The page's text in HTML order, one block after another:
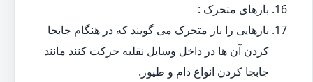
بارهای متحرک :
بارهایی را بار متحرک می گویند که در هنگام جابجا
کردن آن ها در داخل وسایل نقلیه حرکت کنند مانند
جابجا کردن انواع دام و طیور.